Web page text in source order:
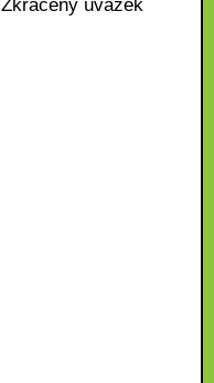
Zkrácený úvazek